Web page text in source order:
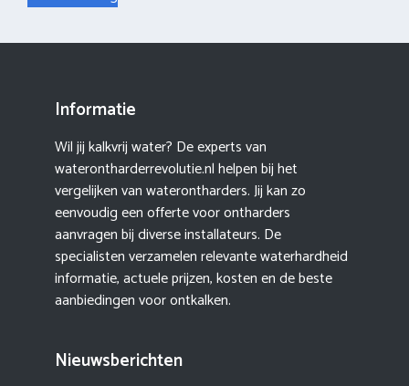
Informatie
Wil jij kalkvrij water? De experts van
waterontharderrevolutie.nl helpen bij het
vergelijken van waterontharders. Jij kan zo
eenvoudig een offerte voor ontharders
aanvragen bij diverse installateurs. De
specialisten verzamelen relevante waterhardheid
informatie, actuele prijzen, kosten en de beste
aanbiedingen voor ontkalken.
Nieuwsberichten